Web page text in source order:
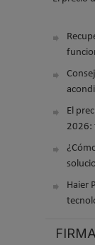
El
2026:
Haier